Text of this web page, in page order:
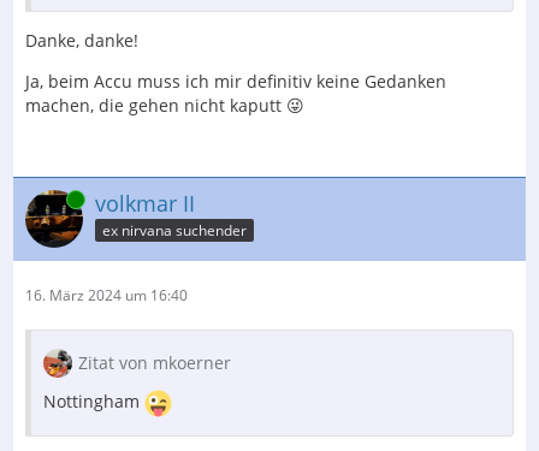
Danke, danke!
Ja, beim Accu muss ich mir definitiv keine Gedanken
machen, die gehen nicht kaputt 😜
Online volkmar II
ex nirvana suchender
16. März 2024 um 16:40
Zitat von mkoerner
Nottingham